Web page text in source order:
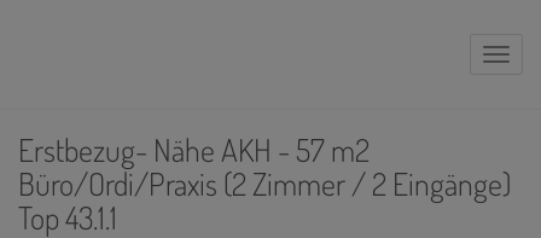
Erstbezug- Nähe AKH - 57 m2
Büro/Ordi/Praxis (2 Zimmer / 2 Eingänge)
Top 43.1.1